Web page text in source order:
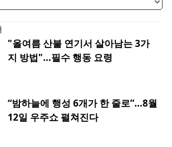
"올여름 산불 연기서 살아남는 3가
지 방법"…필수 행동 요령
“밤하늘에 행성 6개가 한 줄로”…8월
12일 우주쇼 펼쳐진다